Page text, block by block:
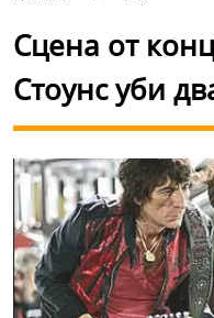
Сцена от
Стоунс уби